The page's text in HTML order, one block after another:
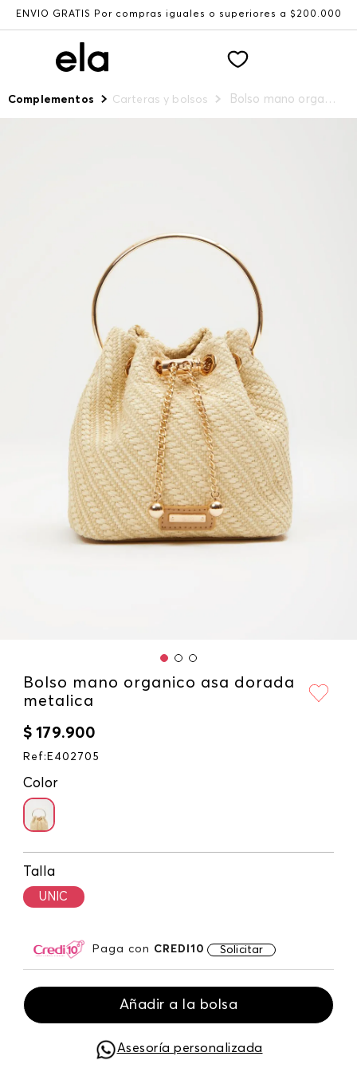
ENVÍO GRATIS Por compras iguales o superiores a $200.000
Complementos Carteras y bolsos Bolso mano organico asa dorada metalica
Bolso mano organico asa dorada
metalica
$ 179.900
Ref : E402705
Color
Talla
UNIC
Paga con CREDI10 Solicitar
Añadir a la bolsa
Asesoría personalizada